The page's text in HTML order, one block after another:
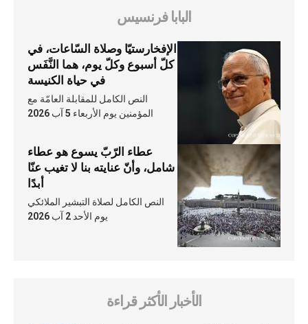
البابا فرنسيس
الإفخارستيّا وصلاة السّاعات، في
كلّ أسبوع وكلّ يوم، هما النَّفَس
في حياة الكنيسة
النص الكامل للمقابلة العامّة مع
المؤمنين يوم الأربعاء 5 آب 2026
عطاء الرّبّ يسوع هو عطاء
شامل، وأنّ عنايته بنا لا تغيب عنّا
أبدًا
النص الكامل لصلاة التبشير الملائكي
يوم الأحد 2 آب 2026
الأخبار الأكثر قراءة